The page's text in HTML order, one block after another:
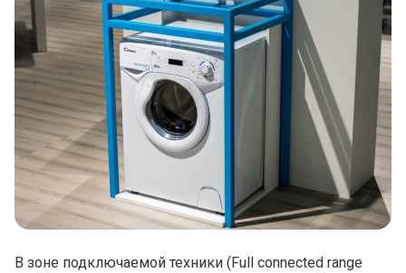
В зоне подключаемой техники (Full connected range